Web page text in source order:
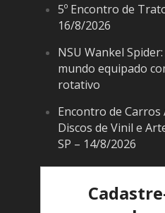
5º Encontro de
16/8/2026
NSU Wankel
mundo equipado
rotativo
Encontro de
Discos de Vinil e
SP – 14/8/2026